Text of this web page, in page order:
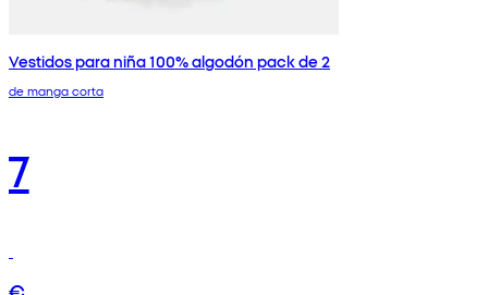
Vestidos para niña 100% algodón pack de 2
de manga corta
7